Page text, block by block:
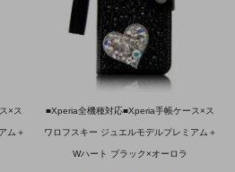
×ス
ム＋
■Xperia全機種対応■Xperia手帳ケース×ス
ワロフスキー ジュエルモデルプレミアム＋
Wハート ブラック×オーロラ